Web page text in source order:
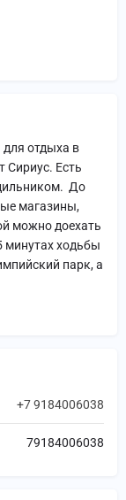
отдыха в
Сириус. Есть
До
магазины,
можно доехать
минутах ходьбы
парк, а
+7 9184006038
79184006038